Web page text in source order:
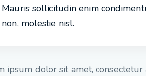
Mauris sollicitudin enim
non, molestie nisl.
ipsum dolor sit amet,